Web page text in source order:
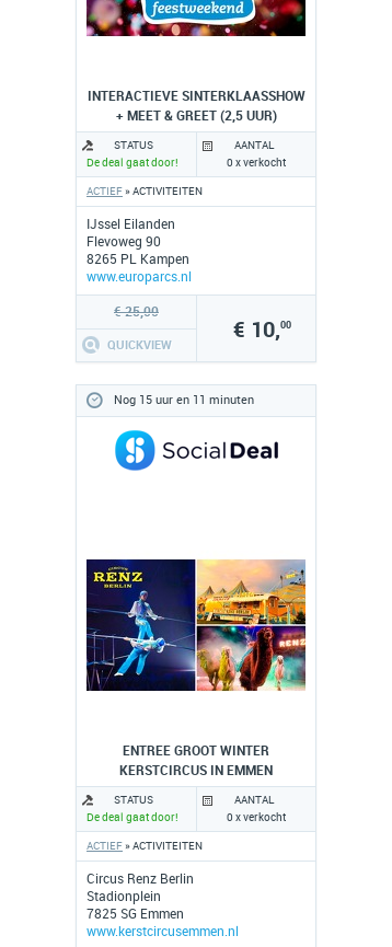
INTERACTIEVE SINTERKLAASSHOW
+ MEET & GREET (2,5 UUR)
IJssel Eilanden
Flevoweg 90
8265 PL Kampen
www.europarcs.nl
ACTIEF» ACTIVITEITEN
STATUS
De deal gaat door!
AANTAL
0 x verkocht
€ 25,00
QUICKVIEW
€ 10,00
Nog 15 uur en 11 minuten
ENTREE GROOT WINTER
KERSTCIRCUS IN EMMEN
Circus Renz Berlin
Stadionplein
7825 SG Emmen
www.kerstcircusemmen.nl
ACTIEF» ACTIVITEITEN
STATUS
De deal gaat door!
AANTAL
0 x verkocht